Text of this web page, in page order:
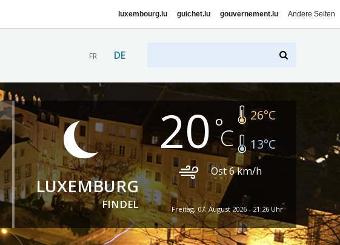
luxembourg.lu guichet.lu gouvernement.lu Andere Seiten
FR DE
LUXEMBURG
FINDEL
20 26°C
13°C
Ost6km/h
Freitag, 07. August 2026 - 21:26 Uhr